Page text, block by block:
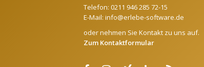
Telefon: 0211 946 285 72-15
E-Mail: info@erlebe-software.de
oder nehmen Sie Kontakt zu uns auf.
Zum Kontaktformular